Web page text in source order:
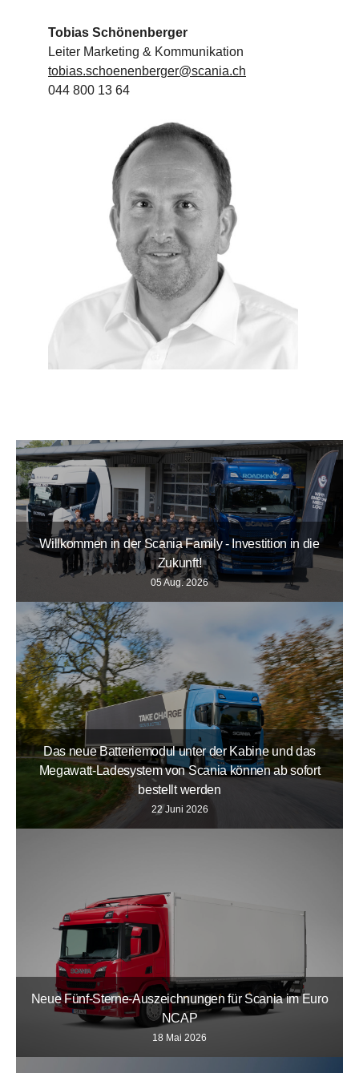
Tobias Schönenberger
Leiter Marketing & Kommunikation
tobias.schoenenberger@scania.ch
044 800 13 64
Willkommen in der Scania Family - Investition in die
Zukunft!
05 Aug. 2026
Das neue Batteriemodul unter der Kabine und das
Megawatt-Ladesystem von Scania können ab sofort
bestellt werden
22 Juni 2026
Neue Fünf-Sterne-Auszeichnungen für Scania im Euro
NCAP
18 Mai 2026